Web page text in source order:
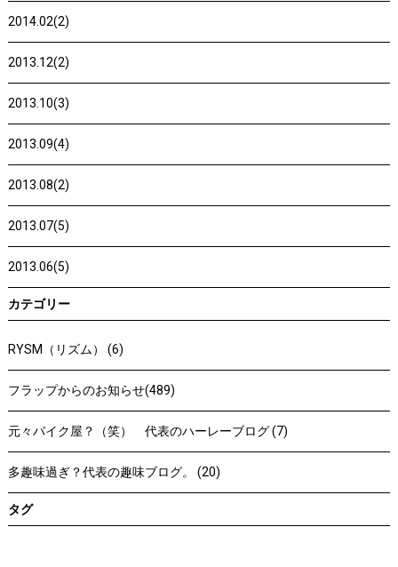
2014.02(2)
2013.12(2)
2013.10(3)
2013.09(4)
2013.08(2)
2013.07(5)
2013.06(5)
カテゴリー
RYSM（リズム） (6)
フラップからのお知らせ(489)
元々バイク屋？（笑） 代表のハーレーブログ (7)
多趣味過ぎ？代表の趣味ブログ。 (20)
タグ